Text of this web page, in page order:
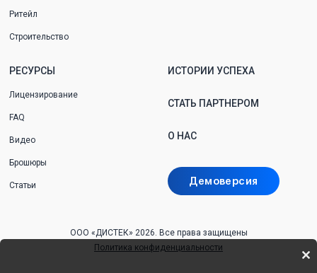
Ритейл
Строительство
РЕСУРСЫ
Лицензирование
FAQ
Видео
Брошюры
Статьи
ИСТОРИИ УСПЕХА
СТАТЬ ПАРТНЕРОМ
О НАС
Демоверсия
ООО «ДИСТЕК» 2026. Все права защищены
Политика конфиденциальности